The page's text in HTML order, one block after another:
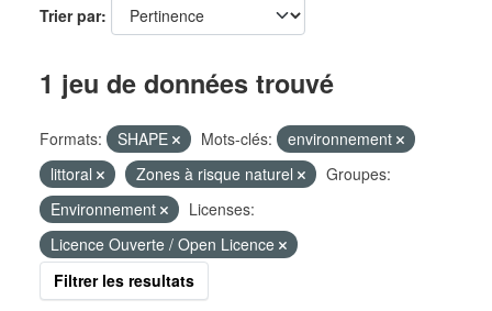
Trier par
1 jeu de données trouvé
Formats: SHAPE Mots-clés:
environnement
littoral
Zones à risque naturel
Groupes:
Environnement
Licenses:
Licence Ouverte / Open Licence
Filtrer les resultats